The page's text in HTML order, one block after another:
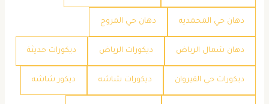
دهان حي المحمديه دهان حي المروج
دهان شمال الرياض ديكورات الرياض ديكورات حديثة
ديكورات حي القيروان ديكورات شاشه ديكور شاشه